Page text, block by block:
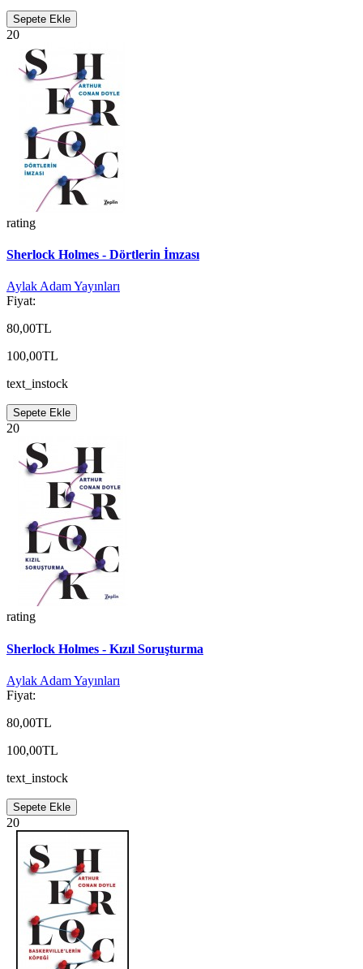
Sepete Ekle
20
rating
Sherlock Holmes - Dörtlerin İmzası
Aylak Adam Yayınları
Fiyat:
80,00TL
100,00TL
text_instock
Sepete Ekle
20
rating
Sherlock Holmes - Kızıl Soruşturma
Aylak Adam Yayınları
Fiyat:
80,00TL
100,00TL
text_instock
Sepete Ekle
20